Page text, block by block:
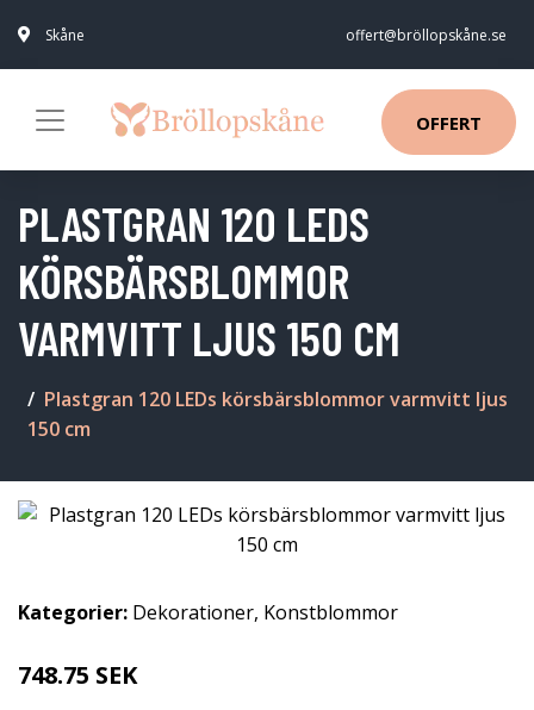
Skåne offert@bröllopskåne.se
OFFERT
PLASTGRAN 120 LEDS
KÖRSBÄRSBLOMMOR
VARMVITT LJUS 150 CM
Plastgran 120 LEDs körsbärsblommor varmvitt ljus
150 cm
Kategorier: Dekorationer, Konstblommor
748.75 SEK